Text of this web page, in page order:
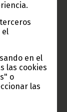
el
en el
las cookies
o
las